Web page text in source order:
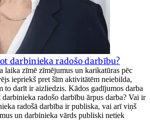
darbinieka radošo darbību?
laika zīmē zīmējumus un karikatūras pēc
iepriekš pret šīm aktivitātēm neiebilda,
to darīt ir aizliedzis. Kādos gadījumos darba
radošo darbību ārpus darba? Vai ir
radošā darbība ir publiska, vai arī viņš
un darbinieka vārds publiski netiek